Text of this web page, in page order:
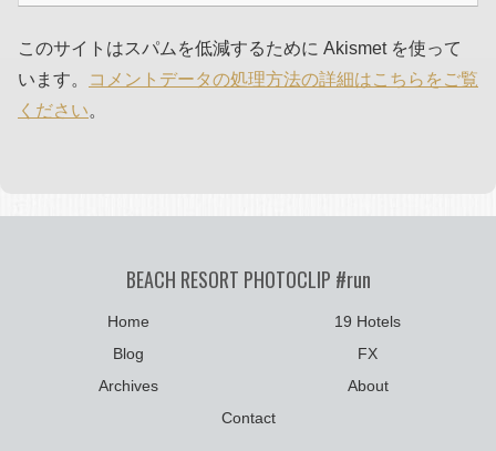
このサイトはスパムを低減するために Akismet を使って
います。
コメントデータの処理方法の詳細はこちらをご覧
ください。
BEACH RESORT PHOTOCLIP #run
Home
19 Hotels
Blog
FX
Archives
About
Contact